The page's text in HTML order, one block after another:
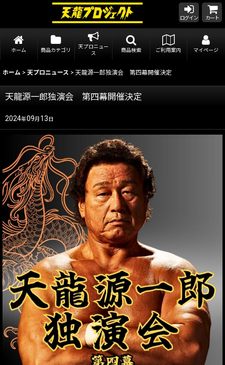
ログイン カート
ホーム 商品カテゴリ
天プロニュー
ス
商品検索 ご利用案内 マイページ
ホーム > 天プロニュース > 天龍源一郎独演会 第四幕開催決定
天龍源一郎独演会 第四幕開催決定
2024年09月 13 日